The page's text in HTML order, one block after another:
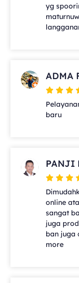
yg
ADMA
baru
PANJI
online
sangat
juga
ban juga
more